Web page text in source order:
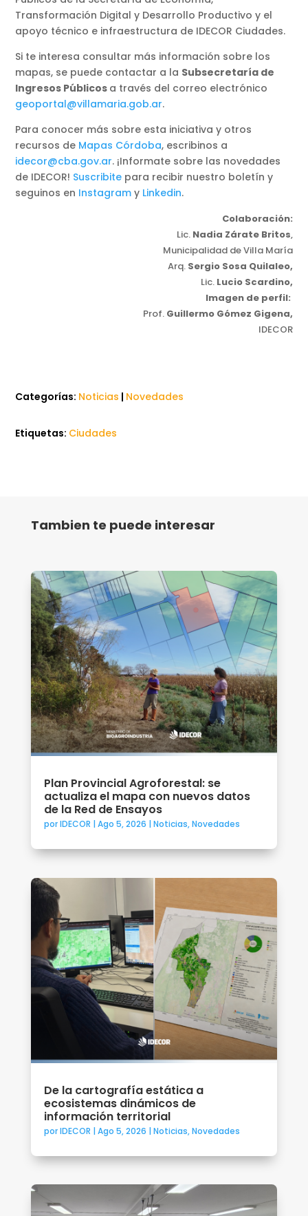
Transformación Digital y Desarrollo Productivo y el
apoyo técnico e infraestructura de IDECOR Ciudades.
Si te interesa consultar más información sobre los
mapas, se puede contactar a la Subsecretaría de
Ingresos Públicos a través del correo electrónico
geoportal@villamaria.gob.ar.
Para conocer más sobre esta iniciativa y otros
recursos de Mapas Córdoba, escribinos a
idecor@cba.gov.ar. ¡Informate sobre las novedades
de IDECOR! Suscribite para recibir nuestro boletín y
seguinos en Instagram y Linkedin.
Colaboración:
Lic. Nadia Zárate Britos,
Municipalidad de Villa María
Arq. Sergio Sosa Quilaleo,
Lic. Lucio Scardino,
Imagen de perfil:
Prof. Guillermo Gómez Gigena,
IDECOR
Categorías: Noticias | Novedades
Etiquetas: Ciudades
Tambien te puede interesar
Plan Provincial Agroforestal: se
actualiza el mapa con nuevos datos
de la Red de Ensayos
porIDECOR | Ago 5, 2026 | Noticias,Novedades
De la cartografía estática a
ecosistemas dinámicos de
información territorial
porIDECOR | Ago 5, 2026 | Noticias,Novedades